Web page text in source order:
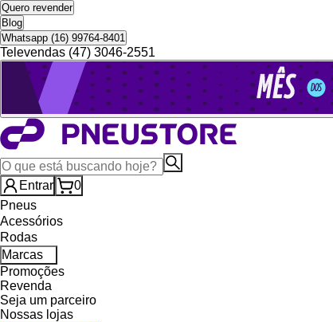
Quero revender
Blog
Whatsapp (16) 99764-8401
Televendas (47) 3046-2551
Entrar
0
Pneus
Acessórios
Rodas
Marcas
Promoções
Revenda
Seja um parceiro
Nossas lojas